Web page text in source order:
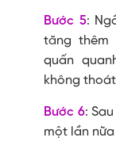
Bước 5:
tăng thêm
quấn
không
Bước 6:
một lần